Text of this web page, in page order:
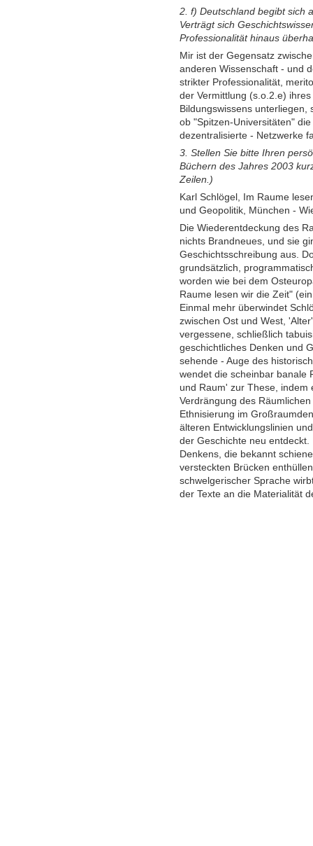
2. f) Deutschland begibt sich
Verträgt sich
Professionalität hinaus
Mir ist der Gegensatz
anderen Wissenschaft - und
strikter Professionalität,
der Vermittlung (s.o.2.e)
Bildungswissens
ob "Spitzen-Universitäten"
dezentralisierte - Netzwerke
3. Stellen Sie bitte Ihren
Büchern des Jahres 2003
Zeilen.)
Karl Schlögel, Im Raume
und Geopolitik, München -
Die Wiederentdeckung des
nichts Brandneues, und sie
Geschichtsschreibung aus.
grundsätzlich,
worden wie bei dem
Raume lesen wir die Zeit"
Einmal mehr überwindet
zwischen Ost und West,
vergessene, schließlich
geschichtliches Denken und
sehende - Auge des
wendet die scheinbar banale
und Raum' zur These, indem
Verdrängung des
Ethnisierung im
älteren Entwicklungslinien
der Geschichte neu
Denkens, die bekannt
versteckten Brücken
schwelgerischer Sprache
der Texte an die Materialität